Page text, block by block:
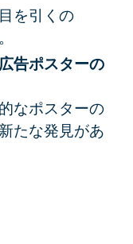
を引くの
告ポスターの
なポスターの
たな発見があ